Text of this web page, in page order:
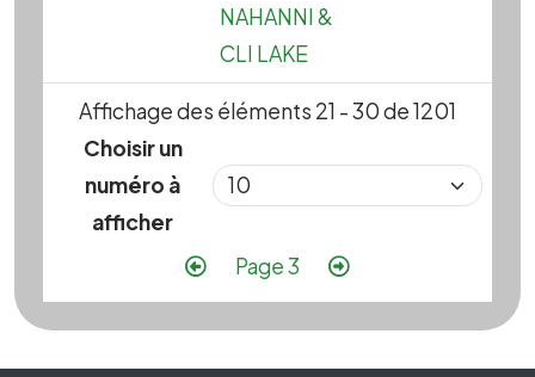
NAHANNI &
CLI LAKE
Affichage des éléments 21 - 30 de 1201
Choisir un
numéro à
afficher
PaginationPage précédente
Page 3 Page suivante